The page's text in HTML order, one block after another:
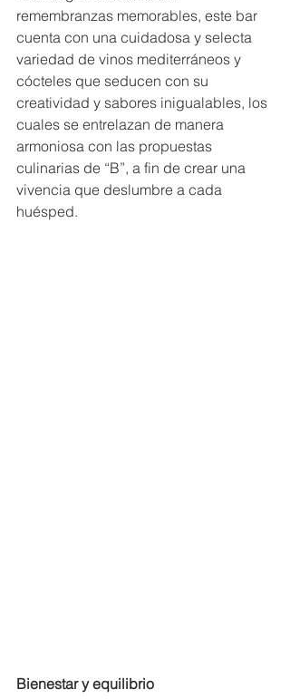
remembranzas memorables, este bar
cuenta con una cuidadosa y selecta
variedad de vinos mediterráneos y
cócteles que seducen con su
creatividad y sabores inigualables, los
cuales se entrelazan de manera
armoniosa con las propuestas
culinarias de “B”, a fin de crear una
vivencia que deslumbre a cada
huésped.
Bienestar y equilibrio